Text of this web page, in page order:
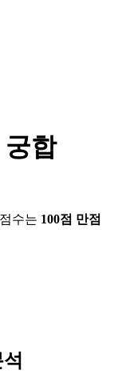
궁합
수는 100점 만점